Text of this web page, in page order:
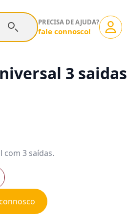
PRECISA DE AJUDA?
fale connosco!
3 saidas
com 3 saídas.